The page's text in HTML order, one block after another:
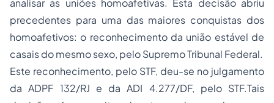
analisar as uniões homoafetivas. Esta decisão abriu
precedentes para uma das maiores conquistas dos
homoafetivos: o reconhecimento da união estável de
casais do mesmo sexo, pelo Supremo Tribunal Federal.
Este reconhecimento, pelo STF, deu-se no julgamento
da ADPF 132/RJ e da ADI 4.277/DF, pelo STF.Tais